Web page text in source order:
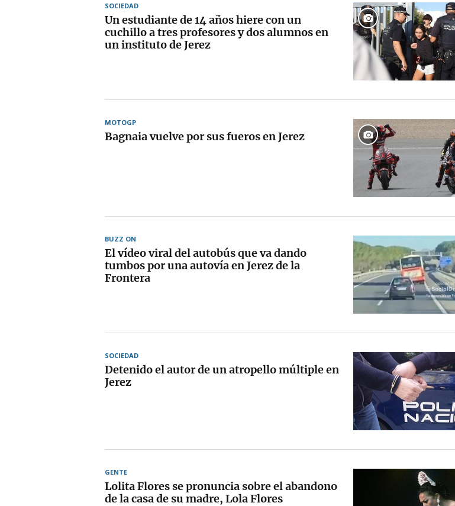
SOCIEDAD
Un estudiante de 14 años hiere con un
cuchillo a tres profesores y dos alumnos en
un instituto de Jerez
MOTOGP
Bagnaia vuelve por sus fueros en Jerez
BUZZ ON
El vídeo viral del autobús que va dando
tumbos por una autovía en Jerez de la
Frontera
SOCIEDAD
Detenido el autor de un atropello múltiple en
Jerez
GENTE
Lolita Flores se pronuncia sobre el abandono
de la casa de su madre, Lola Flores